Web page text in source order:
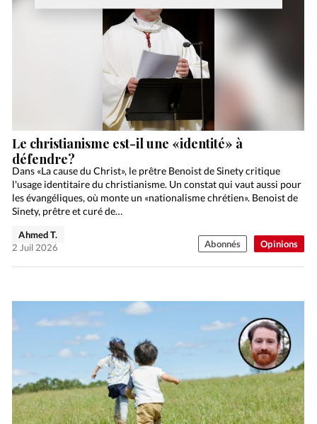
Opinions
Le christianisme est-il une «identité» à
défendre?
Dans «La cause du Christ», le prêtre Benoist de Sinety critique
l'usage identitaire du christianisme. Un constat qui vaut aussi pour
les évangéliques, où monte un «nationalisme chrétien». Benoist de
Sinety, prêtre et curé de…
Ahmed T.
2 Juil 2026
Abonnés